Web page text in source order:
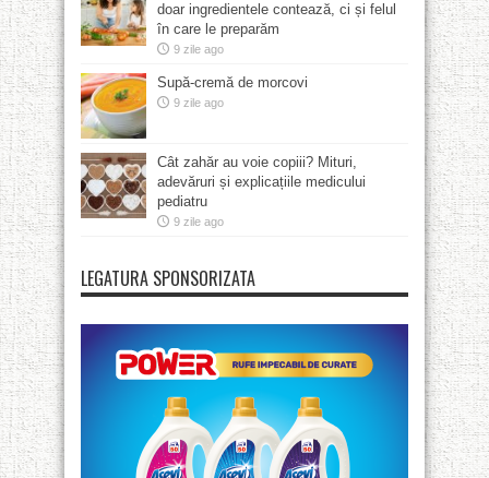
doar ingredientele contează, ci și felul
în care le preparăm
9 zile ago
Supă-cremă de morcovi
9 zile ago
Cât zahăr au voie copiii? Mituri,
adevăruri și explicațiile medicului
pediatru
9 zile ago
LEGATURA SPONSORIZATA